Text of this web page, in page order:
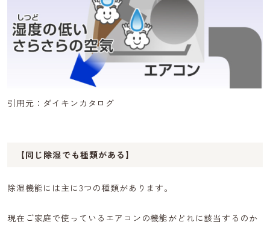
引用元：ダイキンカタログ
【同じ除湿でも種類がある】
除湿機能には主に3つの種類があります。
現在ご家庭で使っているエアコンの機能がどれに該当するのか